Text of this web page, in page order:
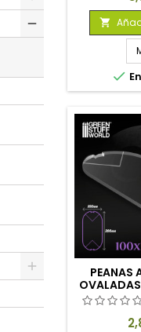


PEANAS